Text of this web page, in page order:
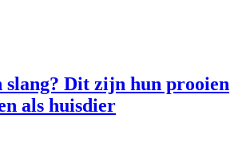
slang? Dit zijn hun prooien
als huisdier